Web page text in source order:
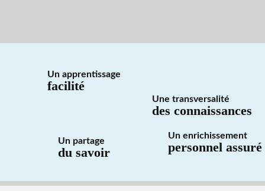
Un apprentissage
facilité
Une transversalité
des connaissances
Un partage
du savoir
Un enrichissement
personnel assuré